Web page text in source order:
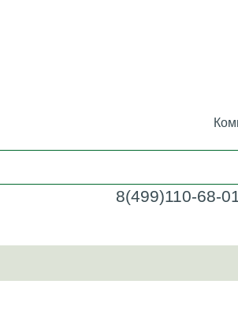
8(499)110-68-